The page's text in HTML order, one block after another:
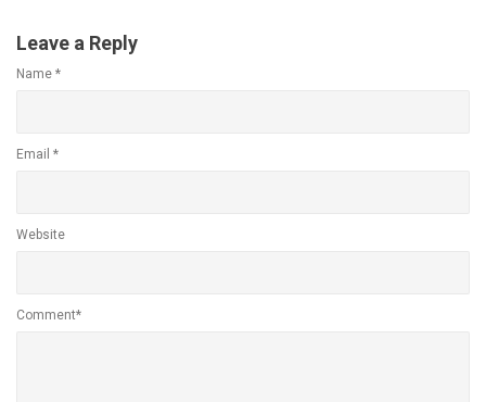
Leave a Reply
Name *
Email *
Website
Comment*